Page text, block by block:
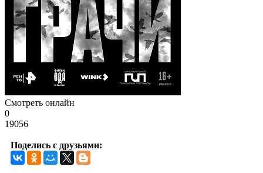
Смотреть онлайн
0
19056
Поделись с друзьями: